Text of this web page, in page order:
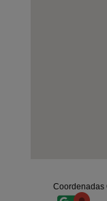
Coordenadas